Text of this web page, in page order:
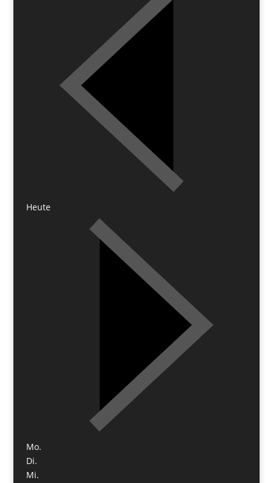
Heute
Mo.
Di.
Mi.